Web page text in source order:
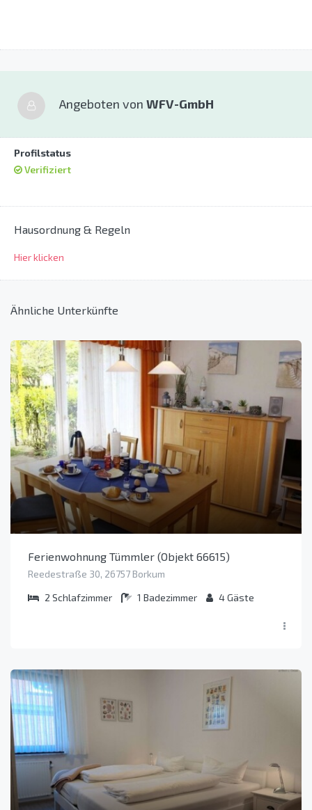
Angeboten von WFV-GmbH
Profilstatus
Verifiziert
Hausordnung & Regeln
Hier klicken
Ähnliche Unterkünfte
Ferienwohnung Tümmler (Objekt 66615)
Reedestraße 30, 26757 Borkum
2 Schlafzimmer 1 Badezimmer 4Gäste